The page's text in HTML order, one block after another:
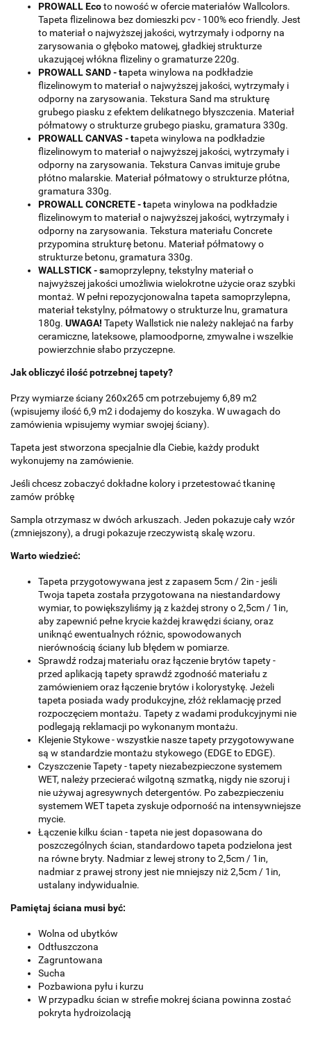
PROWALL Ecoto nowość w ofercie materiałów Wallcolors.
Tapeta flizelinowa bez domieszki pcv - 100% eco friendly. Jest
to materiał o najwyższej jakości, wytrzymały i odporny na
zarysowania o głęboko matowej, gładkiej strukturze
ukazującej włókna flizeliny o gramaturze 220g.
PROWALL SAND - tapeta winylowa na podkładzie
flizelinowym to materiał o najwyższej jakości, wytrzymały i
odporny na zarysowania. Tekstura Sand ma strukturę
grubego piasku z efektem delikatnego błyszczenia. Materiał
półmatowy o strukturze grubego piasku, gramatura 330g.
PROWALL CANVAS - tapeta winylowa na podkładzie
flizelinowym to materiał o najwyższej jakości, wytrzymały i
odporny na zarysowania. Tekstura Canvas imituje grube
płótno malarskie. Materiał półmatowy o strukturze płótna,
gramatura 330g.
PROWALL CONCRETE - tapeta winylowa na podkładzie
flizelinowym to materiał o najwyższej jakości, wytrzymały i
odporny na zarysowania. Tekstura materiału Concrete
przypomina strukturę betonu. Materiał półmatowy o
strukturze betonu, gramatura 330g.
WALLSTICK - samoprzylepny, tekstylny materiał o
najwyższej jakości umożliwia wielokrotne użycie oraz szybki
montaż. W pełni repozycjonowalna tapeta samoprzylepna,
materiał tekstylny, półmatowy o strukturze lnu, gramatura
180g. UWAGA! Tapety Wallstick nie należy naklejać na farby
ceramiczne, lateksowe, plamoodporne, zmywalne i wszelkie
powierzchnie słabo przyczepne.
Jak obliczyć ilość potrzebnej tapety?
Przy wymiarze ściany 260x265 cm potrzebujemy 6,89 m2
(wpisujemy ilość 6,9 m2 i dodajemy do koszyka. W uwagach do
zamówienia wpisujemy wymiar swojej ściany).
Tapeta jest stworzona specjalnie dla Ciebie, każdy produkt
wykonujemy na zamówienie.
Jeśli chcesz zobaczyć dokładne kolory i przetestować tkaninę
zamów próbkę
Sampla otrzymasz w dwóch arkuszach. Jeden pokazuje cały wzór
(zmniejszony), a drugi pokazuje rzeczywistą skalę wzoru.
Warto wiedzieć:
Tapeta przygotowywana jest z zapasem 5cm / 2in - jeśli
Twoja tapeta została przygotowana na niestandardowy
wymiar, to powiększyliśmy ją z każdej strony o 2,5cm / 1in,
aby zapewnić pełne krycie każdej krawędzi ściany, oraz
uniknąć ewentualnych różnic, spowodowanych
nierównością ściany lub błędem w pomiarze.
Sprawdź rodzaj materiału oraz łączenie brytów tapety -
przed aplikacją tapety sprawdź zgodność materiału z
zamówieniem oraz łączenie brytów i kolorystykę. Jeżeli
tapeta posiada wady produkcyjne, złóż reklamację przed
rozpoczęciem montażu. Tapety z wadami produkcyjnymi nie
podlegają reklamacji po wykonanym montażu.
Klejenie Stykowe - wszystkie nasze tapety przygotowywane
są w standardzie montażu stykowego (EDGE to EDGE).
Czyszczenie Tapety - tapety niezabezpieczone systemem
WET, należy przecierać wilgotną szmatką, nigdy nie szoruj i
nie używaj agresywnych detergentów. Po zabezpieczeniu
systemem WET tapeta zyskuje odporność na intensywniejsze
mycie.
Łączenie kilku ścian - tapeta nie jest dopasowana do
poszczególnych ścian, standardowo tapeta podzielona jest
na równe bryty. Nadmiar z lewej strony to 2,5cm / 1in,
nadmiar z prawej strony jest nie mniejszy niż 2,5cm / 1in,
ustalany indywidualnie.
Pamiętaj ściana musi być:
Wolna od ubytków
Odtłuszczona
Zagruntowana
Sucha
Pozbawiona pyłu i kurzu
W przypadku ścian w strefie mokrej ściana powinna zostać
pokryta hydroizolacją